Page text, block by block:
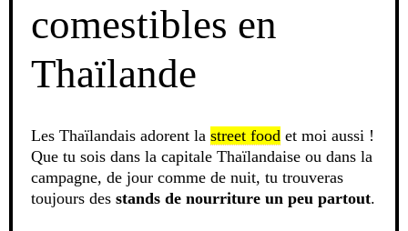
comestibles en
Thaïlande
Les Thaïlandais adorent la street food et moi aussi !
Que tu sois dans la capitale Thaïlandaise ou dans la
campagne, de jour comme de nuit, tu trouveras
toujours des stands de nourriture un peu partout.